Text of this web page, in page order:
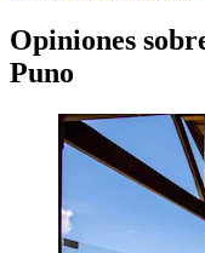
Opiniones
Puno